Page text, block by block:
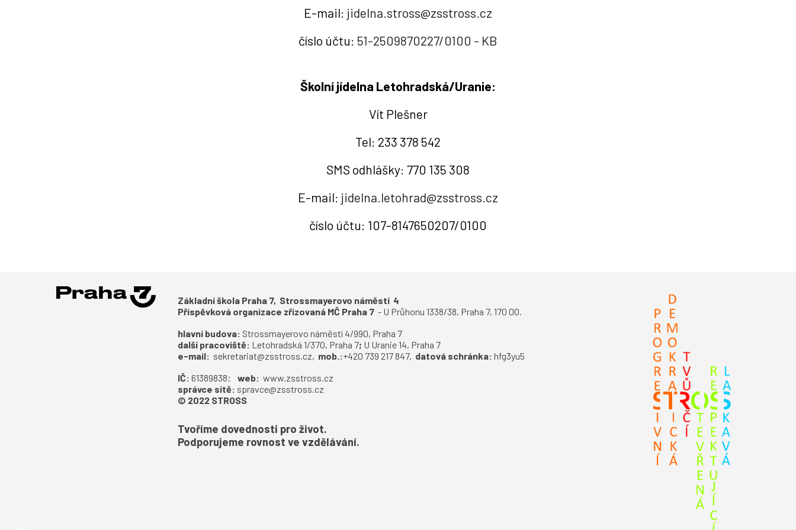
E-mail: jidelna.stross@zsstross.cz
číslo účtu: 51-2509870227/0100 - KB
Školní jídelna Letohradská/Uranie:
Vít Plešner
Tel: 233 378 542
SMS odhlášky: 770 135 308
E-mail: jidelna.letohrad@zsstross.cz
číslo účtu: 107-8147650207/0100
Základní škola Praha 7, Strossmayerovo náměstí 4
Příspěvková organizace zřizovaná MČ Praha 7- U Průhonu 1338/38, Praha 7, 170 00.
hlavní budova: Strossmayerovo náměstí 4/990, Praha 7
další pracoviště: Letohradská 1/370, Praha 7; U Uranie 14, Praha 7
e-mail: sekretariat@zsstross.cz, mob.:+420 739 217 847, datová schránka:hfg3yu5
IČ: 61389838;web:www.zsstross.cz
správce sítě: spravce@zsstross.cz
© 2022 STROSS
Tvoříme dovednosti pro život.
Podporujeme rovnost ve vzdělávání.